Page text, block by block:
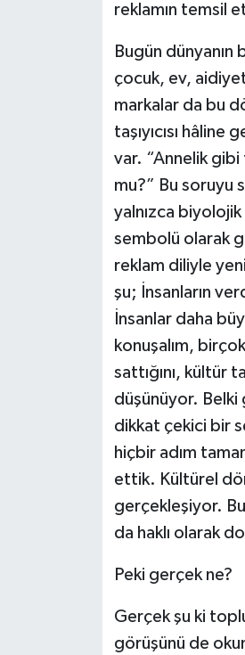
reklamın temsil
Bugün
çocuk, ev, aidiyet
markalar da bu
taşıyıcısı
var. “Annelik
mu?” Bu soruyu
yalnızca
sembolü olarak
reklam diliyle
şu; İnsanların
İnsanlar daha
konuşalım,
sattığını, kültür
düşünüyor. Belki
dikkat çekici bir
hiçbir adım
ettik. Kültürel
gerçekleşiyor. Bu
da haklı olarak
Peki gerçek ne?
Gerçek şu ki
görüşünü de